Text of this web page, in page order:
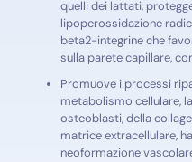
quelli dei lattati,
lipoperossidazione
beta2-integrine che
sulla parete capillare,
Promuove i processi
metabolismo cellulare,
osteoblasti, della
matrice extracellulare,
neoformazione